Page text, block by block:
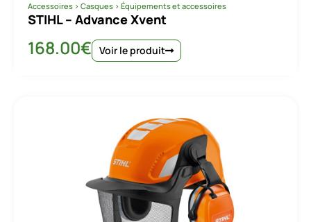
Accessoires > Casques > Équipements et accessoires
STIHL – Advance Xvent
168.00€ Voir le produit